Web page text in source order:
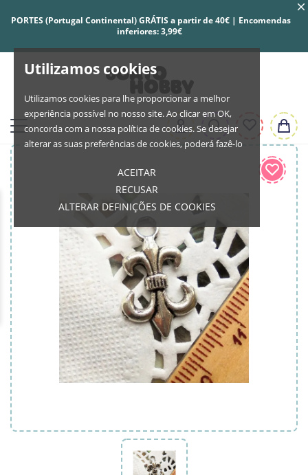
Utilizamos cookies
Utilizamos cookies para lhe proporcionar a melhor
experiência possível no nosso site. Ao clicar em OK,
concorda com a nossa política de cookies. Se desejar
alterar as suas preferências de cookies, poderá fazê-lo
ACEITAR
RECUSAR
ALTERAR DEFINIÇÕES DE COOKIES
PORTES (Portugal Continental) GRÁTIS a partir de 40€ | Encomendas
inferiores: 3,99€